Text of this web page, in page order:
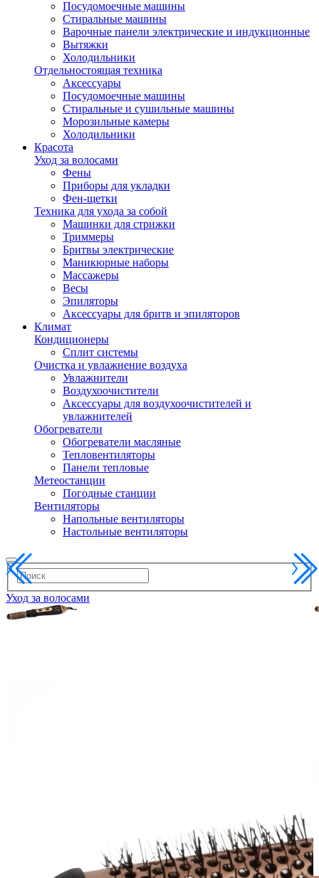
Посудомоечные машины
Стиральные машины
Варочные панели электрические и индукционные
Вытяжки
Холодильники
Отдельностоящая техника
Аксессуары
Посудомоечные машины
Стиральные и сушильные машины
Морозильные камеры
Холодильники
Красота
Уход за волосами
Фены
Приборы для укладки
Фен-щетки
Техника для ухода за собой
Машинки для стрижки
Триммеры
Бритвы электрические
Маникюрные наборы
Массажеры
Весы
Эпиляторы
Аксессуары для бритв и эпиляторов
Климат
Кондиционеры
Сплит системы
Очистка и увлажнение воздуха
Увлажнители
Воздухоочистители
Аксессуары для воздухоочистителей и
увлажнителей
Обогреватели
Обогреватели масляные
Тепловентиляторы
Панели тепловые
Метеостанции
Погодные станции
Вентиляторы
Напольные вентиляторы
Настольные вентиляторы
Уход за волосами